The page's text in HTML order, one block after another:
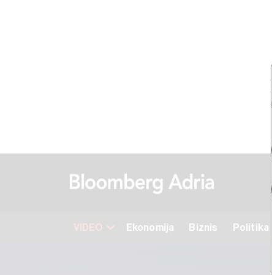
VIDEO Ekonomija Biznis Politika